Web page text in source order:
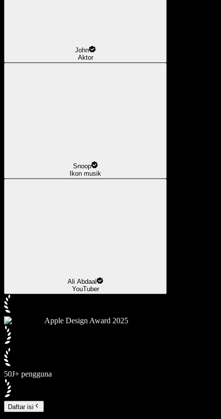
John
Aktor
Snoop
Ikon musik
Ali Abdaal
YouTuber
Apple Design Award 2025
50J+ pengguna
Daftar isi